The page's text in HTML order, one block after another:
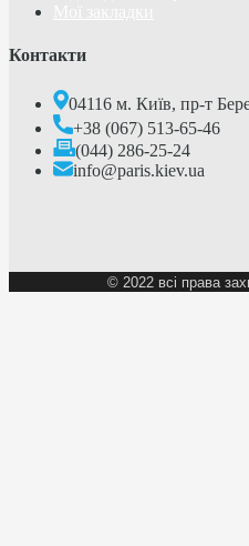
Контакти
04116 м. Київ, пр-т
+38 (067) 513-65-46
(044) 286-25-24
info@paris.kiev.ua
© 2022 всі права